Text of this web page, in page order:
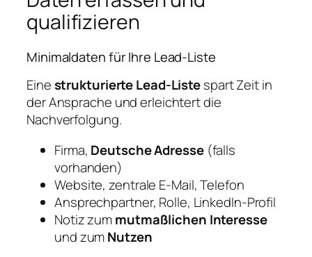
qualifizieren
Minimaldaten für Ihre Lead‑Liste
Einestrukturierte Lead‑Listespart Zeit in
der Ansprache und erleichtert die
Nachverfolgung.
Firma, Deutsche Adresse(falls
vorhanden)
Website, zentrale E‑Mail, Telefon
Ansprechpartner, Rolle, LinkedIn‑Profil
Notiz zummutmaßlichen Interesse
und zumNutzen